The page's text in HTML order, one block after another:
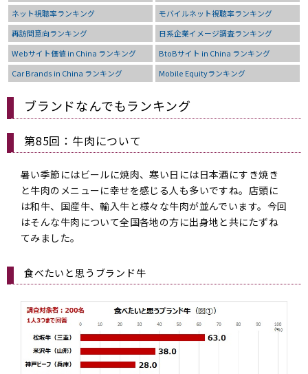
ネット視聴率ランキング
モバイルネット視聴率ランキング
再訪問意向ランキング
日系企業イメージ調査ランキング
Webサイト価値 in China ランキング
BtoBサイト in China ランキング
Car Brands in China ランキング
Mobile Equityランキング
ブランドなんでもランキング
第85回：牛肉について
暑い季節にはビールに焼肉、寒い日には日本酒にすき焼き
と牛肉のメニューに幸せを感じる人も多いですね。店頭に
は和牛、国産牛、輸入牛と様々な牛肉が並んでいます。今回
はそんな牛肉について全国各地の方に出身地と共にたずね
てみました。
食べたいと思うブランド牛